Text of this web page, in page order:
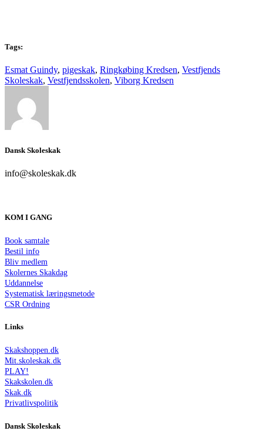
Tags:
Esmat Guindy, pigeskak, Ringkøbing Kredsen, Vestfjends
Skoleskak, Vestfjendsskolen, Viborg Kredsen
Dansk Skoleskak
info@skoleskak.dk
KOM I GANG
Book samtale
Bestil info
Bliv medlem
Skolernes Skakdag
Uddannelse
Systematisk læringsmetode
CSR Ordning
Links
Skakshoppen.dk
Mit.skoleskak.dk
PLAY!
Skakskolen.dk
Skak.dk
Privatlivspolitik
Dansk Skoleskak